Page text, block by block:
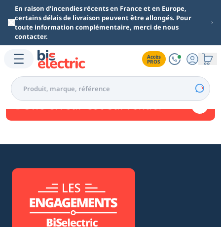
Aller au contenu principal
En raison d'incendies récents en France et en Europe,
certains délais de livraison peuvent être allongés. Pour
toute information complémentaire, merci de nous
contacter.
Accès
PROS
Une erreur est survenue.